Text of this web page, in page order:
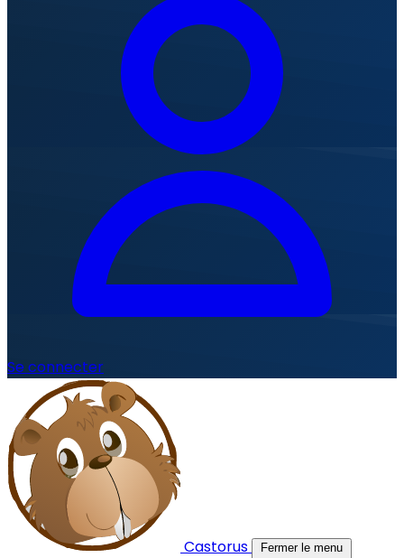
Se connecter
Castorus Fermer le menu